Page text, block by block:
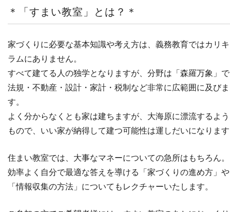
＊「すまい教室」とは？＊
家づくりに必要な基本知識や考え方は、義務教育ではカリ
ラムにありません。
すべて建てる人の独学となりますが、分野は「森羅万象」
法規・不動産・設計・家計・税制など非常に広範囲に及びま
す。
よく分からなくとも家は建ちますが、大海原に漂流するよ
もので、いい家が納得して建つ可能性は運しだいになりま
住まい教室では、大事なマネーについての急所はもちろん。
効率よく自分で最適な答えを導ける「家づくりの進め方」
「情報収集の方法」についてもレクチャーいたします。